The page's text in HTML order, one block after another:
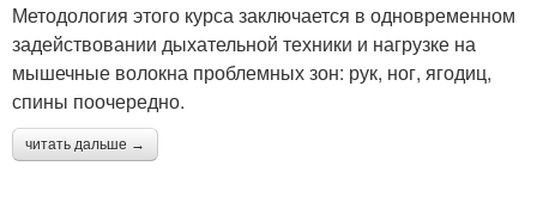
Методология этого курса заключается в одновременном
задействовании дыхательной техники и нагрузке на
мышечные волокна проблемных зон: рук, ног, ягодиц,
спины поочередно.
читать дальше →